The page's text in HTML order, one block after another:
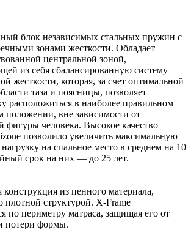
блок независимых стальных пружин с
зонами жесткости. Обладает
центральной зоной,
из себя сбалансированную систему
жесткости, которая, за счет оптимальной
таза и поясницы, позволяет
расположиться в наиболее правильном
положении, вне зависимости от
фигуры человека. Высокое качество
позволило увеличить максимальную
на спальное место в среднем на 10
срок на них — до 25 лет.
из пенного материала,
плотной структурой. X-Frame
по периметру матраса, защищая его от
потери формы.